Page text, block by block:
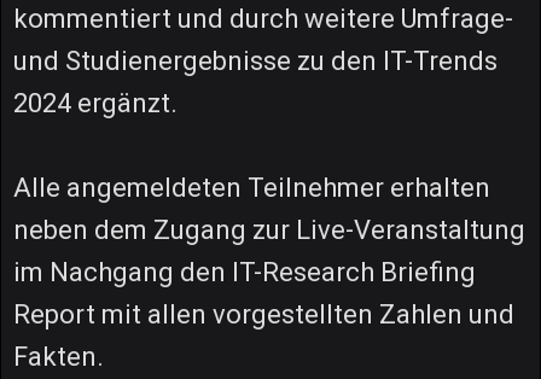
kommentiert und durch weitere Umfrage-
und Studienergebnisse zu den IT-Trends
2024 ergänzt.
Alle angemeldeten Teilnehmer erhalten
neben dem Zugang zur Live-Veranstaltung
im Nachgang den IT-Research Briefing
Report mit allen vorgestellten Zahlen und
Fakten.